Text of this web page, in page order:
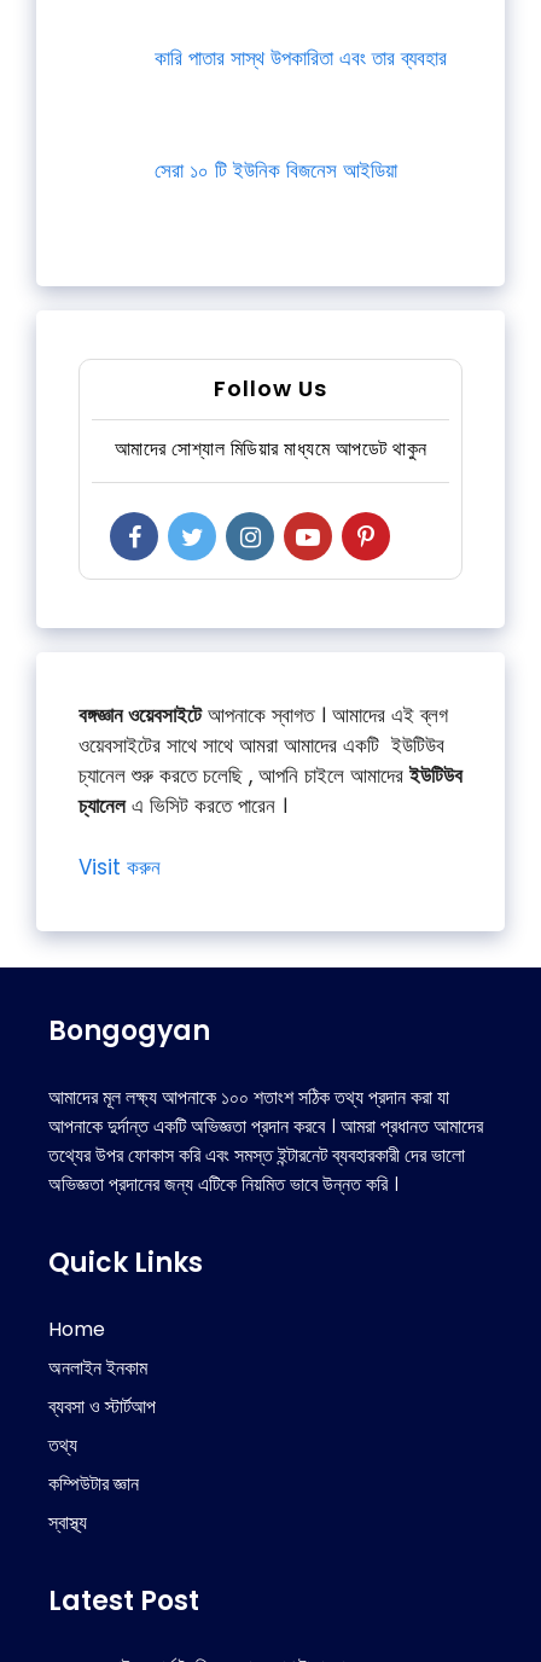
কারি পাতার সাস্থ উপকারিতা এবং তার ব্যবহার
সেরা ১০ টি ইউনিক বিজনেস আইডিয়া
Follow Us
আমাদের সোশ্যাল মিডিয়ার মাধ্যমে আপডেট থাকুন
বঙ্গজ্ঞান ওয়েবসাইটেআপনাকে স্বাগত । আমাদের এই ব্লগ
ওয়েবসাইটের সাথে সাথে আমরা আমাদের একটি ইউটিউব
চ্যানেল শুরু করতে চলেছি , আপনি চাইলে আমাদেরইউটিউব
চ্যানেলএ ভিসিট করতে পারেন ।
Visit করুন
Bongogyan
আমাদের মূল লক্ষ্য আপনাকে ১০০ শতাংশ সঠিক তথ্য প্রদান করা যা
আপনাকে দুর্দান্ত একটি অভিজ্ঞতা প্রদান করবে । আমরা প্রধানত আমাদের
তথ্যের উপর ফোকাস করি এবং সমস্ত ইন্টারনেট ব্যবহারকারী দের ভালো
অভিজ্ঞতা প্রদানের জন্য এটিকে নিয়মিত ভাবে উন্নত করি ।
Quick Links
Home
অনলাইন ইনকাম
ব্যবসা ও স্টার্টআপ
তথ্য
কম্পিউটার জ্ঞান
স্বাস্থ্য
Latest Post